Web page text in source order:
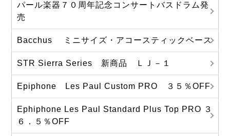
パール楽器７０周年記念コンサートバスドラム発
売
Bacchus ミニサイズ・アコースティックベース
STR Sierra Series 新商品 ＬＪ－１
Epiphone Les Paul Custom PRO ３５％OFF
Ephiphone Les Paul Standard Plus Top PRO ３
６．５％OFF